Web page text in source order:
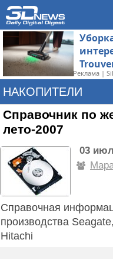
Реклама |
НАКОПИТЕЛИ
Справочник по
лето-2007
03
Справочная
производства
Hitachi